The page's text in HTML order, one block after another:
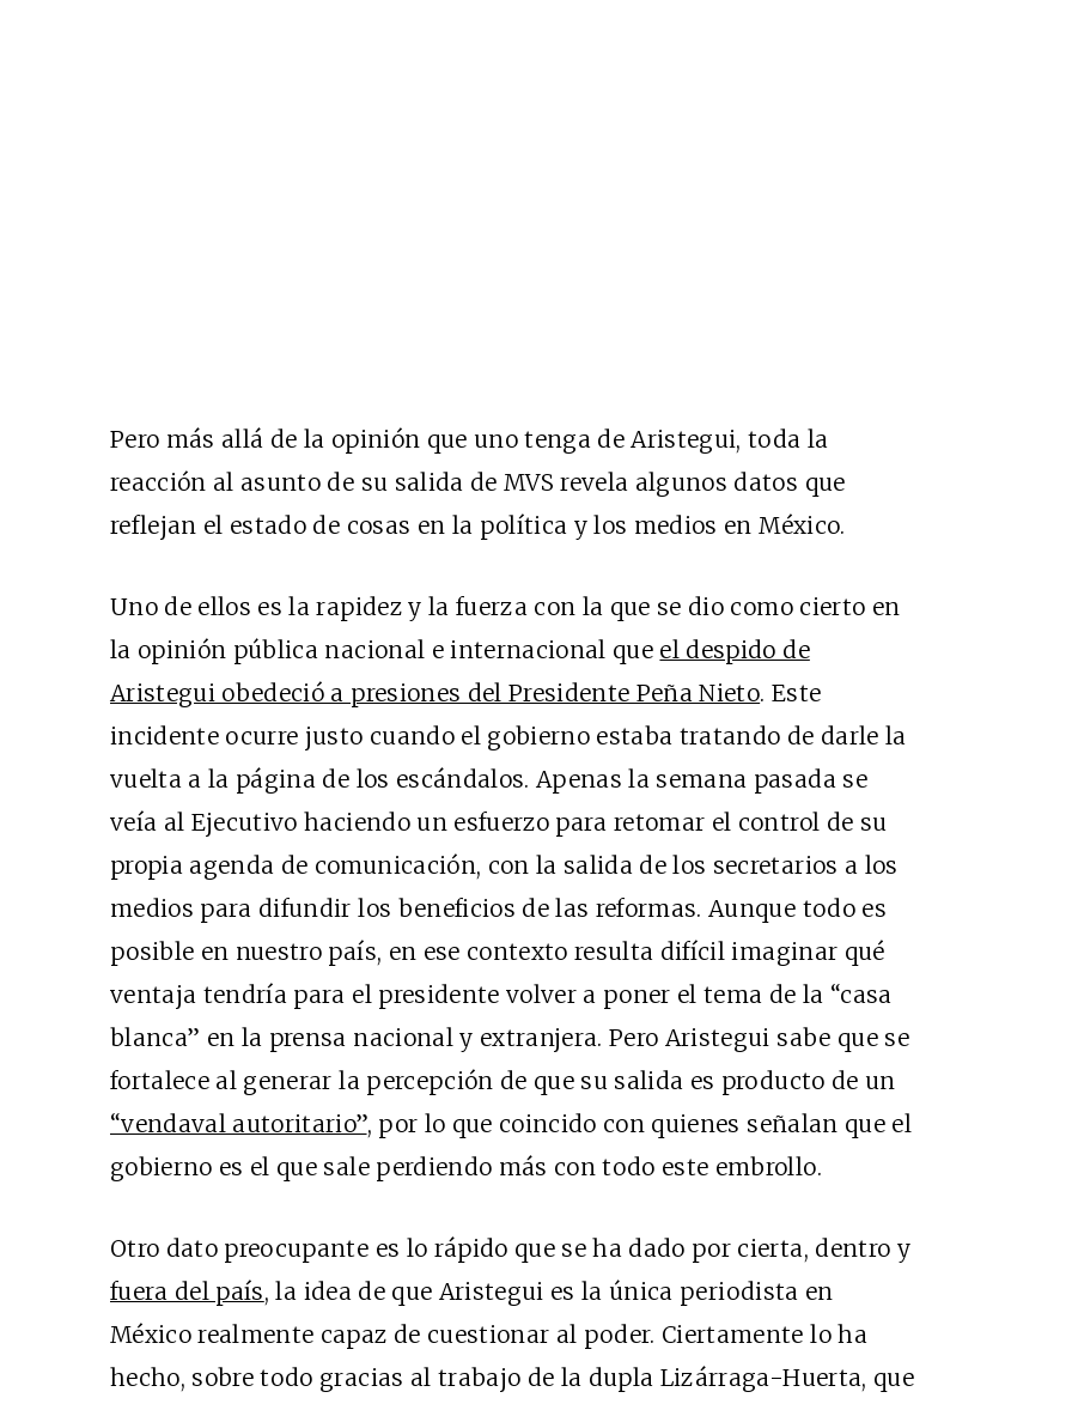
Pero más allá de la opinión que uno tenga de Aristegui, toda la
reacción al asunto de su salida de MVS revela algunos datos que
reflejan el estado de cosas en la política y los medios en México.
Uno de ellos es la rapidez y la fuerza con la que se dio como cierto en
la opinión pública nacional e internacional que el despido de
Aristegui obedeció a presiones del Presidente Peña Nieto. Este
incidente ocurre justo cuando el gobierno estaba tratando de darle la
vuelta a la página de los escándalos. Apenas la semana pasada se
veía al Ejecutivo haciendo un esfuerzo para retomar el control de su
propia agenda de comunicación, con la salida de los secretarios a los
medios para difundir los beneficios de las reformas. Aunque todo es
posible en nuestro país, en ese contexto resulta difícil imaginar qué
ventaja tendría para el presidente volver a poner el tema de la “casa
blanca” en la prensa nacional y extranjera. Pero Aristegui sabe que se
fortalece al generar la percepción de que su salida es producto de un
“vendaval autoritario”, por lo que coincido con quienes señalan que el
gobierno es el que sale perdiendo más con todo este embrollo.
Otro dato preocupante es lo rápido que se ha dado por cierta, dentro y
fuera del país, la idea de que Aristegui es la única periodista en
México realmente capaz de cuestionar al poder. Ciertamente lo ha
hecho, sobre todo gracias al trabajo de la dupla Lizárraga-Huerta, que